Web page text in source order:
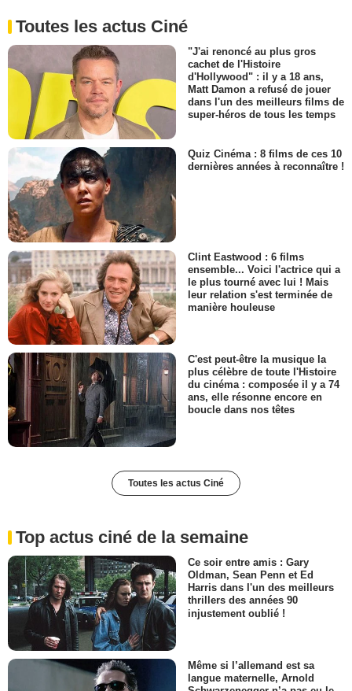
Toutes les actus Ciné
"J'ai renoncé au plus gros
cachet de l'Histoire
d'Hollywood" : il y a 18 ans,
Matt Damon a refusé de jouer
dans l'un des meilleurs films de
super-héros de tous les temps
Quiz Cinéma : 8 films de ces 10
dernières années à reconnaître !
Clint Eastwood : 6 films
ensemble... Voici l'actrice qui a
le plus tourné avec lui ! Mais
leur relation s'est terminée de
manière houleuse
C'est peut-être la musique la
plus célèbre de toute l'Histoire
du cinéma : composée il y a 74
ans, elle résonne encore en
boucle dans nos têtes
Toutes les actus Ciné
Top actus ciné de la semaine
Ce soir entre amis : Gary
Oldman, Sean Penn et Ed
Harris dans l'un des meilleurs
thrillers des années 90
injustement oublié !
Même si l’allemand est sa
langue maternelle, Arnold